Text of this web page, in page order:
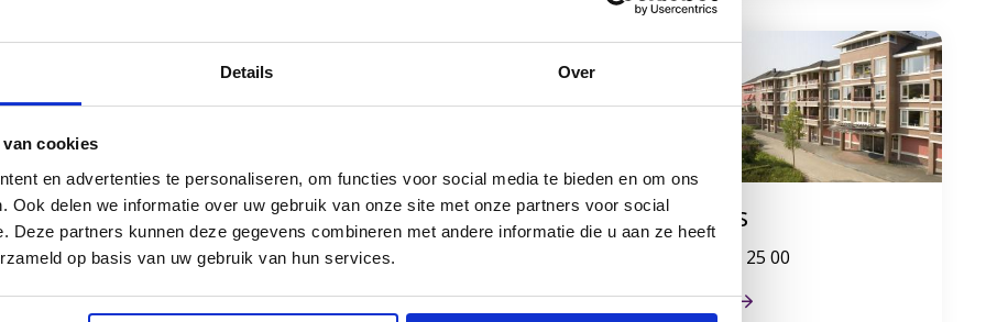
Details Over
cookies
en advertenties te personaliseren, om functies voor social media te bieden en om ons
Ook delen we informatie over uw gebruik van onze site met onze partners voor social
Deze partners kunnen deze gegevens combineren met andere informatie die u aan ze heeft
op basis van uw gebruik van hun services.
040 250 44 00
Gezondheidscentrum
Zuiderpark
Kanidas
0499 36 25 00
Kanidas